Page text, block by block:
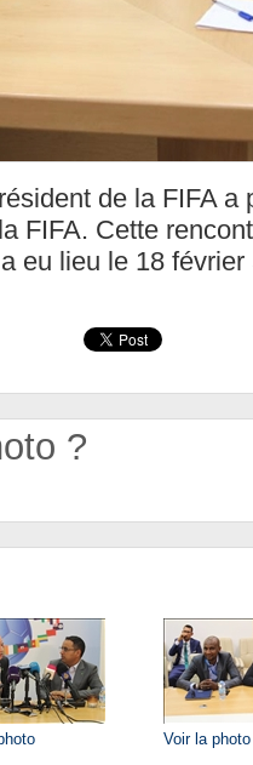
de la FIFA a
FIFA. Cette
eu lieu le 18
?
Voir la photo